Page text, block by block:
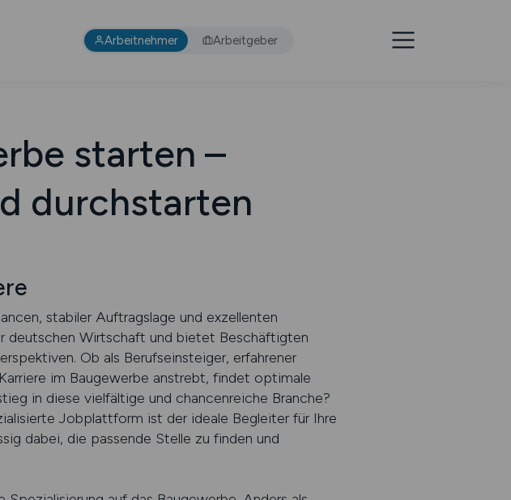
Arbeitnehmer Arbeitgeber
starten –
durchstarten
stabiler Auftragslage und exzellenten
deutschen Wirtschaft und bietet Beschäftigten
Ob als Berufseinsteiger, erfahrener
im Baugewerbe anstrebt, findet optimale
in diese vielfältige und chancenreiche Branche?
Jobplattform ist der ideale Begleiter für Ihre
dabei, die passende Stelle zu finden und